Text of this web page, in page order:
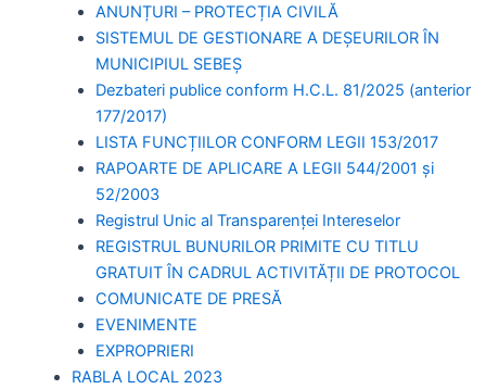
ANUNȚURI – PROTECȚIA CIVILĂ
SISTEMUL DE GESTIONARE A DEȘEURILOR ÎN
MUNICIPIUL SEBEȘ
Dezbateri publice conform H.C.L. 81/2025 (anterior
177/2017)
LISTA FUNCȚIILOR CONFORM LEGII 153/2017
RAPOARTE DE APLICARE A LEGII 544/2001 și
52/2003
Registrul Unic al Transparenței Intereselor
REGISTRUL BUNURILOR PRIMITE CU TITLU
GRATUIT ÎN CADRUL ACTIVITĂȚII DE PROTOCOL
COMUNICATE DE PRESĂ
EVENIMENTE
EXPROPRIERI
RABLA LOCAL 2023